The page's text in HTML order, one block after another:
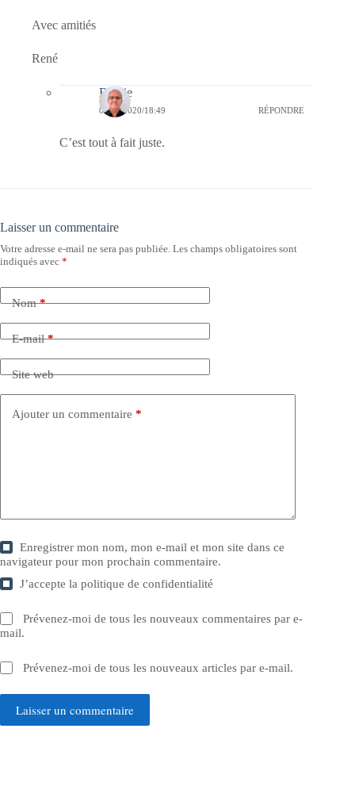
Avec amitiés
René
Bernie
04/09/2020/18:49 RÉPONDRE
C’est tout à fait juste.
Laisser un commentaire
Votre adresse e-mail ne sera pas publiée. Les champs obligatoires sont
indiqués avec *
Nom*
E-mail*
Site web
Ajouter un commentaire *
Enregistrer mon nom, mon e-mail et mon site dans ce
navigateur pour mon prochain commentaire.
J’accepte lapolitique de confidentialité
Prévenez-moi de tous les nouveaux commentaires par e-
mail.
Prévenez-moi de tous les nouveaux articles par e-mail.
Laisser un commentaire